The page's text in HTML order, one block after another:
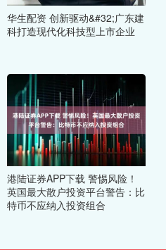
华生配资 创新驱动&#32;广东建
科打造现代化科技型上市企业
港陆证券APP下载 警惕风险！
英国最大散户投资平台警告：比
特币不应纳入投资组合